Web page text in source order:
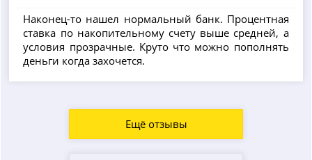
Наконец-то нашел нормальный банк. Процентная
ставка по накопительному счету выше средней, а
условия прозрачные. Круто что можно пополнять
деньги когда захочется.
Ещё отзывы